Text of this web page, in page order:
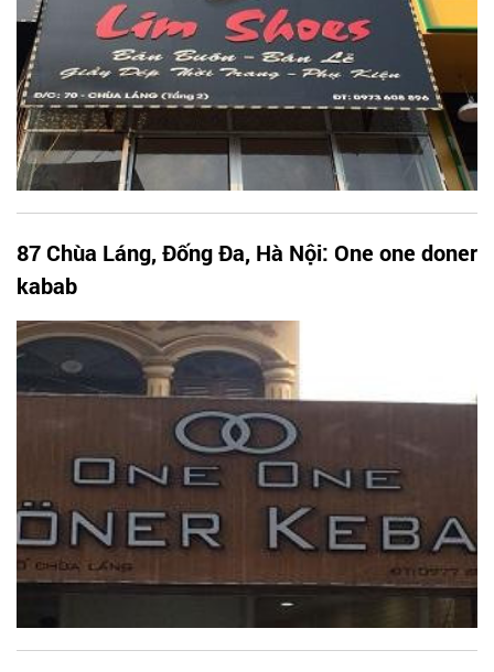
87 Chùa Láng, Đống Đa, Hà Nội: One one doner
kabab